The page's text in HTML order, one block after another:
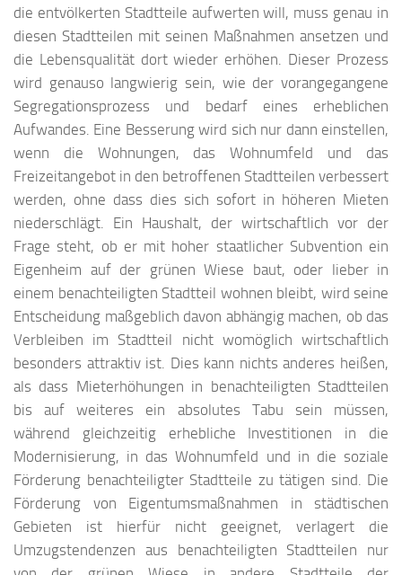
die entvölkerten Stadtteile aufwerten will, muss genau in
diesen Stadtteilen mit seinen Maßnahmen ansetzen und
die Lebensqualität dort wieder erhöhen. Dieser Prozess
wird genauso langwierig sein, wie der vorangegangene
Segregationsprozess und bedarf eines erheblichen
Aufwandes. Eine Besserung wird sich nur dann einstellen,
wenn die Wohnungen, das Wohnumfeld und das
Freizeitangebot in den betroffenen Stadtteilen verbessert
werden, ohne dass dies sich sofort in höheren Mieten
niederschlägt. Ein Haushalt, der wirtschaftlich vor der
Frage steht, ob er mit hoher staatlicher Subvention ein
Eigenheim auf der grünen Wiese baut, oder lieber in
einem benachteiligten Stadtteil wohnen bleibt, wird seine
Entscheidung maßgeblich davon abhängig machen, ob das
Verbleiben im Stadtteil nicht womöglich wirtschaftlich
besonders attraktiv ist. Dies kann nichts anderes heißen,
als dass Mieterhöhungen in benachteiligten Stadtteilen
bis auf weiteres ein absolutes Tabu sein müssen,
während gleichzeitig erhebliche Investitionen in die
Modernisierung, in das Wohnumfeld und in die soziale
Förderung benachteiligter Stadtteile zu tätigen sind. Die
Förderung von Eigentumsmaßnahmen in städtischen
Gebieten ist hierfür nicht geeignet, verlagert die
Umzugstendenzen aus benachteiligten Stadtteilen nur